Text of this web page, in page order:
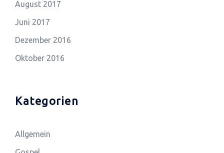
August 2017
Juni 2017
Dezember 2016
Oktober 2016
Kategorien
Allgemein